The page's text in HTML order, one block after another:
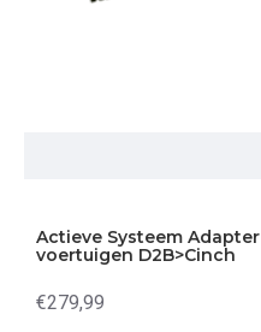
Actieve Systeem
voertuigen D2B>Cinch
€279,99